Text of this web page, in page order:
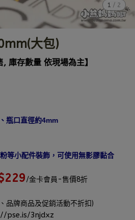
1 / 2
大包)
, 庫存數量 依現場為主】
瓶口直徑約4mm
等小配件裝飾，可使用無影膠黏合
/金卡會員-售價8折
品牌商品及促銷活動不折扣)
pse.is/3njdxz